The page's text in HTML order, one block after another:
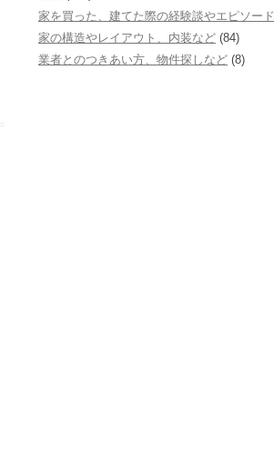
家を買った、建てた際の経験談やエピソード
家の構造やレイアウト、内装など (84)
業者とのつきあい方、物件探しなど (8)